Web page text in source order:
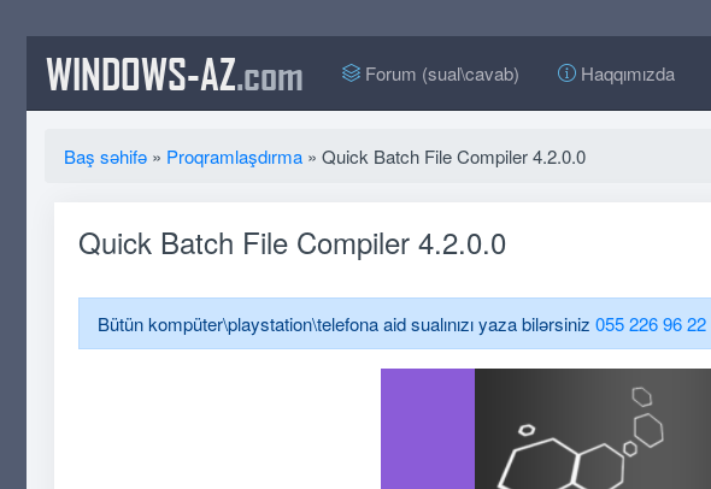
WINDOWS-AZ.com Forum (sual\cavab) Haqqımızda
Baş səhifə » Proqramlaşdırma » Quick Batch File Compiler 4.2.0.0
Quick Batch File Compiler 4.2.0.0
Bütün kompüter\playstation\telefona aid sualınızı yaza bilərsiniz 055 226 96 22